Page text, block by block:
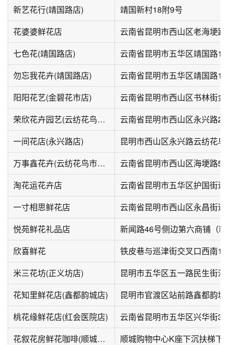
新艺花行(靖国路店)
靖国新村18附9号
花婆婆鲜花店
云南省昆明市西山区老海埂
七色花(靖国路店)
云南省昆明市五华区靖国路
勿忘我花卉(靖国路店)
云南省昆明市五华区靖国路
阳阳花艺(金碧花市店)
荣欣花卉园艺(云纺花鸟市场店)
一间花店(永兴路店)
昆明市西山区永兴路云纺花
万事鑫花卉(云纺花鸟市场店)
云南省昆明市西山区海埂路
淘花运花卉店
云南省昆明市五华区护国街
一寸相思鲜花店
悦苑鲜花礼品店
欣喜鲜花
铁皮巷与巡津街交叉口西南
米三花坊(正义坊店)
昆明市五华区五一路民生街
花知里鲜花店(鑫都韵城店)
昆明市官渡区站前路鑫都韵城
桃花缘鲜花店(红会医院店)
云南省昆明市五华区兴华街
花叙花房鲜花咖啡(顺城购物中心店)
顺城购物中心K座下沉扶梯下